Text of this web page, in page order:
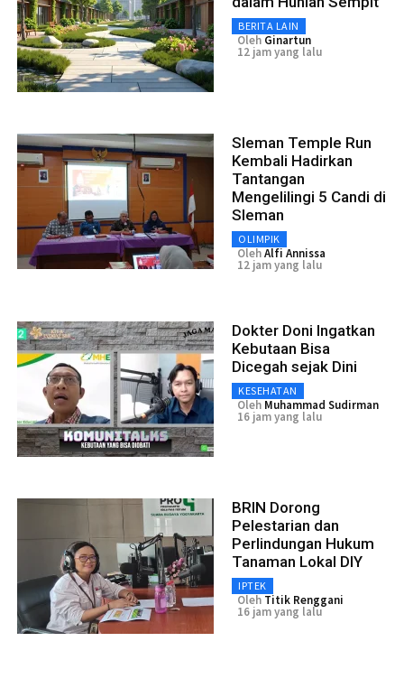
BERITA LAIN
Oleh Ginartun
12 jam yang lalu
Sleman Temple Run
Kembali Hadirkan
Tantangan
Mengelilingi 5 Candi di
Sleman
OLIMPIK
OlehAlfi Annissa
12 jam yang lalu
Dokter Doni Ingatkan
Kebutaan Bisa
Dicegah sejak Dini
KESEHATAN
Oleh Muhammad Sudirman
16 jam yang lalu
BRIN Dorong
Pelestarian dan
Perlindungan Hukum
Tanaman Lokal DIY
IPTEK
Oleh Titik Renggani
16 jam yang lalu